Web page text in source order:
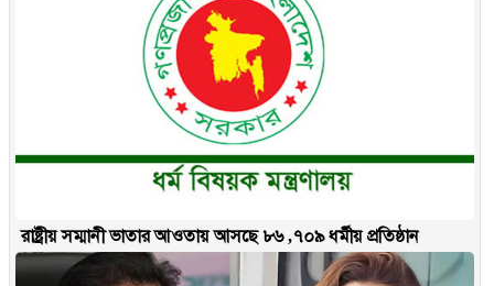
রাষ্ট্রীয় সম্মানী ভাতার আওতায় আসছে ৮৬ ,৭০৯ ধর্মীয় প্রতিষ্ঠান